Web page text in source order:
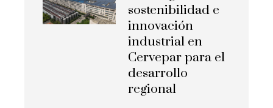
sostenibilidad e
innovación
industrial en
Cervepar para el
desarrollo
regional